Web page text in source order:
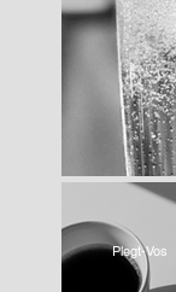
Plegt-Vos